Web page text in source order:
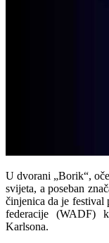
U dvorani „Borik“,
svijeta, a poseban
činjenica da je festival
federacije (WADF)
Karlsona.